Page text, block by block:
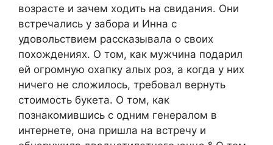
возрасте и зачем ходить на свидания. Они
встречались у забора и Инна с
удовольствием рассказывала о своих
похождениях. О том, как мужчина подарил
ей огромную охапку алых роз, а когда у них
ничего не сложилось, требовал вернуть
стоимость букета. О том, как
познакомившись с одним генералом в
интернете, она пришла на встречу и